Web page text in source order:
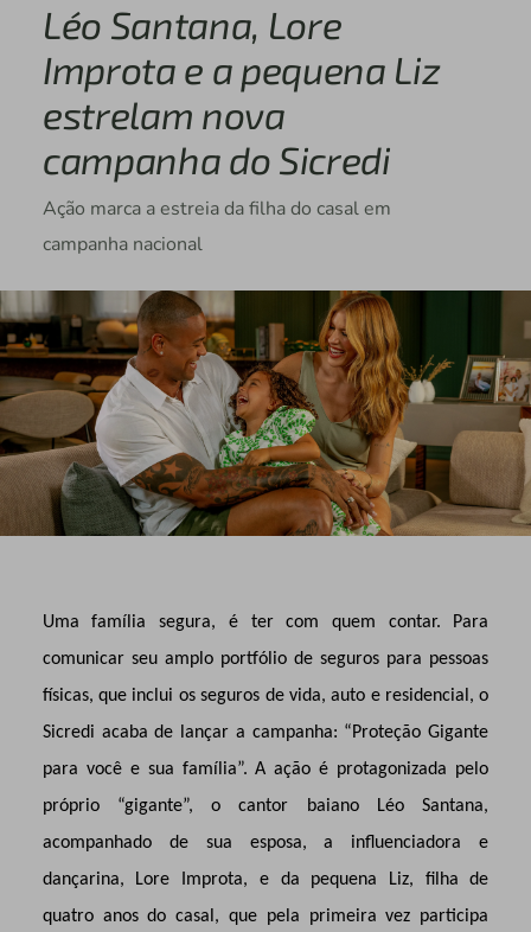
Léo Santana, Lore
Improta e a pequena Liz
estrelam nova
campanha do Sicredi
Ação marca a estreia da filha do casal em
campanha nacional
Uma família segura, é ter com quem contar. Para
comunicar seu amplo portfólio de seguros para pessoas
físicas, que inclui os seguros de vida, auto e residencial, o
Sicredi acaba de lançar a campanha: “Proteção Gigante
para você e sua família”. A ação é protagonizada pelo
próprio “gigante”, o cantor baiano Léo Santana,
acompanhado de sua esposa, a influenciadora e
dançarina, Lore Improta, e da pequena Liz, filha de
quatro anos do casal, que pela primeira vez participa